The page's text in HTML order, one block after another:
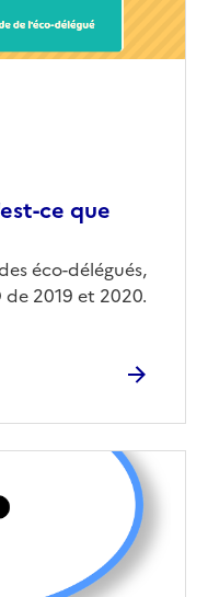
ce que
éco-délégués,
2019 et 2020.